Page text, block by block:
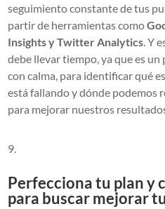
seguimiento constante de tus
partir de herramientas como
Insights y Twitter Analytics. Y
debe llevar tiempo, ya que es un
con calma, para identificar qué
está fallando y dónde podemos
para mejorar nuestros
Perfecciona tu plan y
para buscar mejorar